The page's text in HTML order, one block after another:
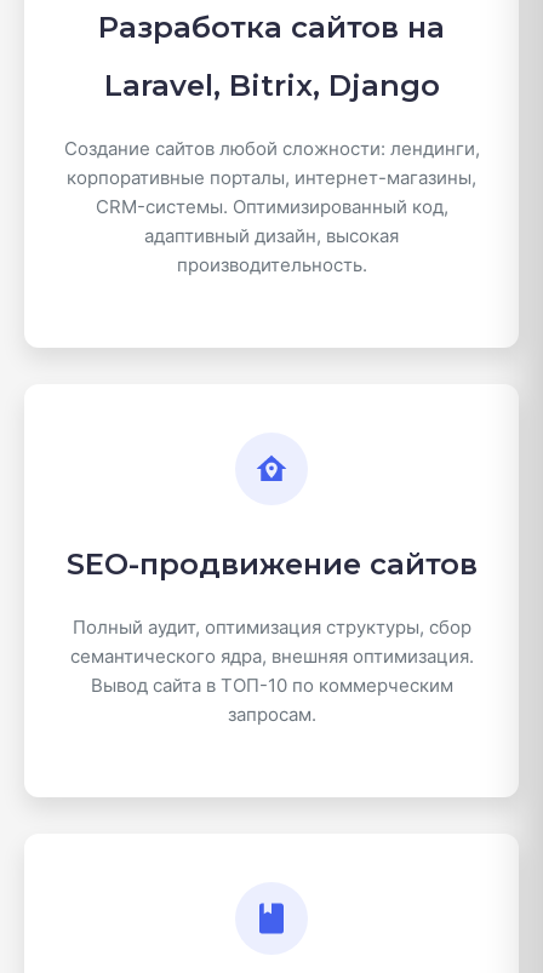
Разработка сайтов на
Laravel, Bitrix, Django
Создание сайтов любой сложности: лендинги,
корпоративные порталы, интернет-магазины,
CRM-системы. Оптимизированный код,
адаптивный дизайн, высокая
производительность.
SEO-продвижение сайтов
Полный аудит, оптимизация структуры, сбор
семантического ядра, внешняя оптимизация.
Вывод сайта в ТОП-10 по коммерческим
запросам.